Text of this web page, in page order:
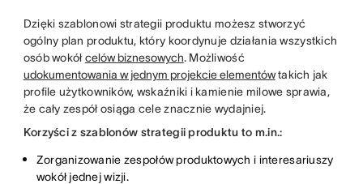
Dzięki szablonowi strategii produktu możesz stworzyć
ogólny plan produktu, który koordynuje działania wszystkich
osób wokółcelów biznesowych. Możliwość
udokumentowania w jednym projekcie elementówtakich jak
profile użytkowników, wskaźniki i kamienie milowe sprawia,
że cały zespół osiąga cele znacznie wydajniej.
Korzyści z szablonów strategii produktu to m.in.:
Zorganizowanie zespołów produktowych i interesariuszy
wokół jednej wizji.